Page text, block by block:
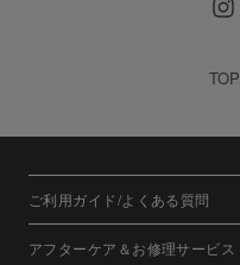
TOP
ご利用ガイド/よくある質問
アフターケア＆お修理サービス